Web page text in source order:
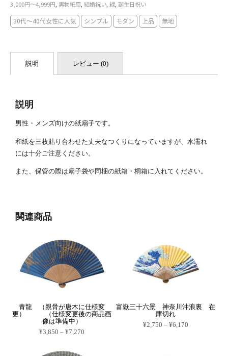
3,000円～4,999円 男物紙扇 結婚祝い 緑 誕生日祝い
30代～40代女性に人気 シンプル モダン 上品 無地
説明 レビュー (0)
説明
男性・メンズ向けの紙扇子です。
和紙を三枚貼り合わせた丈夫なつくりになっていますが、水濡れ
には十分ご注意ください。
また、保管の際は扇子袋や同梱の紙箱・桐箱に入れてください。
関連商品
青龍 （親骨が唐木に仕様変
更） （仕様変更後の商品画
像は準備中）
¥3,850 –¥7,270
の
富嶽三十六景 神奈川沖浪裏 在
庫切れ
¥2,750 –¥6,170